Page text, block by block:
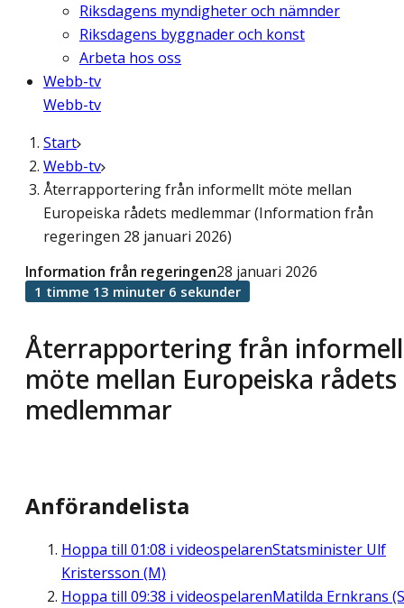
Riksdagens myndigheter och nämnder
Riksdagens byggnader och konst
Arbeta hos oss
Webb-tv
Webb-tv
Start
Webb-tv
Återrapportering från informellt möte mellan
Europeiska rådets medlemmar (Information från
regeringen 28 januari 2026)
Återrapportering från
möte mellan Europeiska rådets
medlemmar
Information från regeringen28 januari 2026
1 timme 13 minuter 6 sekunder
Anförandelista
Hoppa till 01:08 i videospelarenStatsminister Ulf
Kristersson (M)
Hoppa till 09:38 i videospelarenMatilda Ernkrans